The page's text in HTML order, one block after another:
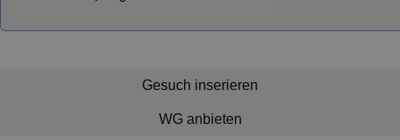
Gesuch inserieren
WG anbieten